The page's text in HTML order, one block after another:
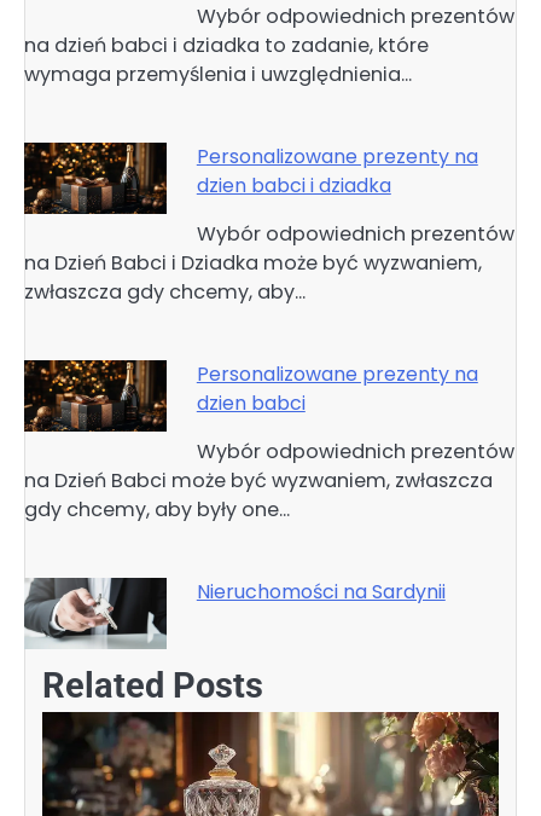
Wybór odpowiednich prezentów
na dzień babci i dziadka to zadanie, które
wymaga przemyślenia i uwzględnienia…
Personalizowane prezenty na
dzien babci i dziadka
Wybór odpowiednich prezentów
na Dzień Babci i Dziadka może być wyzwaniem,
zwłaszcza gdy chcemy, aby…
Personalizowane prezenty na
dzien babci
Wybór odpowiednich prezentów
na Dzień Babci może być wyzwaniem, zwłaszcza
gdy chcemy, aby były one…
Nieruchomości na Sardynii
Related Posts